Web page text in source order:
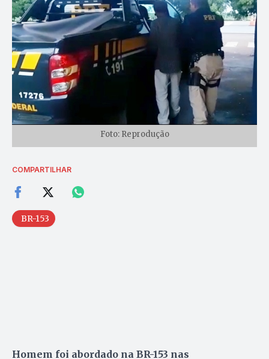
Foto: Reprodução
COMPARTILHAR
BR-153
Homem foi abordado na BR-153 nas